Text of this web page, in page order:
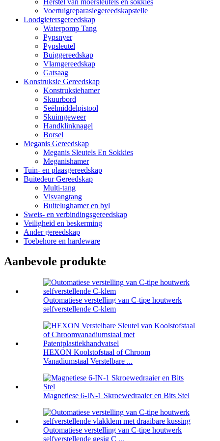
Voertuigreparasiegereedskapstelle
Loodgietersgereedskap
Waterpomp Tang
Pypsnyer
Pypsleutel
Buiggereedskap
Vlamgereedskap
Gatsaag
Konstruksie Gereedskap
Konstruksiehamer
Skuurbord
Seëlmiddelpistool
Skuimgeweer
Handklinknagel
Borsel
Meganis Gereedskap
Meganis Sleutels En Sokkies
Meganishamer
Tuin- en plaasgereedskap
Buitedeur Gereedskap
Multi-tang
Visvangtang
Buitelughamer en byl
Sweis- en verbindingsgereedskap
Veiligheid en beskerming
Ander gereedskap
Toebehore en hardeware
Aanbevole produkte
Outomatiese verstelling van C-tipe houtwerk
selfverstellende C-klem
HEXON Koolstofstaal of Chroom
Vanadiumstaal Verstelbare ...
Magnetiese 6-IN-1 Skroewedraaier en Bits Stel
Outomatiese verstelling van C-tipe houtwerk
selfverstellende gesig C ...